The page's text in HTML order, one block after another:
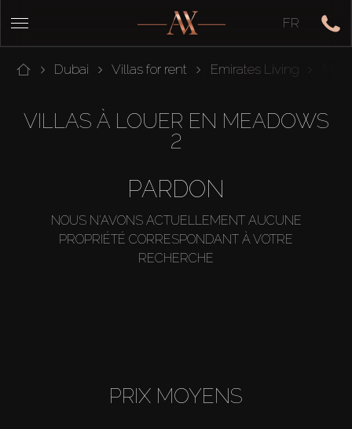
FR
Dubai Villas for rent Emirates Living
VILLAS À LOUER EN MEADOWS
2
PARDON
NOUS N'AVONS ACTUELLEMENT AUCUNE
PROPRIÉTÉ CORRESPONDANT À VOTRE
RECHERCHE
PRIX MOYENS